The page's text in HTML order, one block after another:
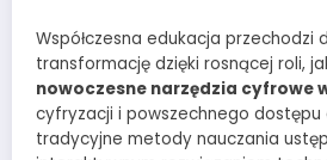
Współczesna edukacja przechodzi
transformację dzięki rosnącej roli,
nowoczesne narzędzia cyfrowe
cyfryzacji i powszechnego dostępu
tradycyjne metody nauczania